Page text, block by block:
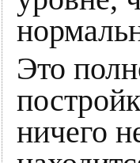
Это
ничего